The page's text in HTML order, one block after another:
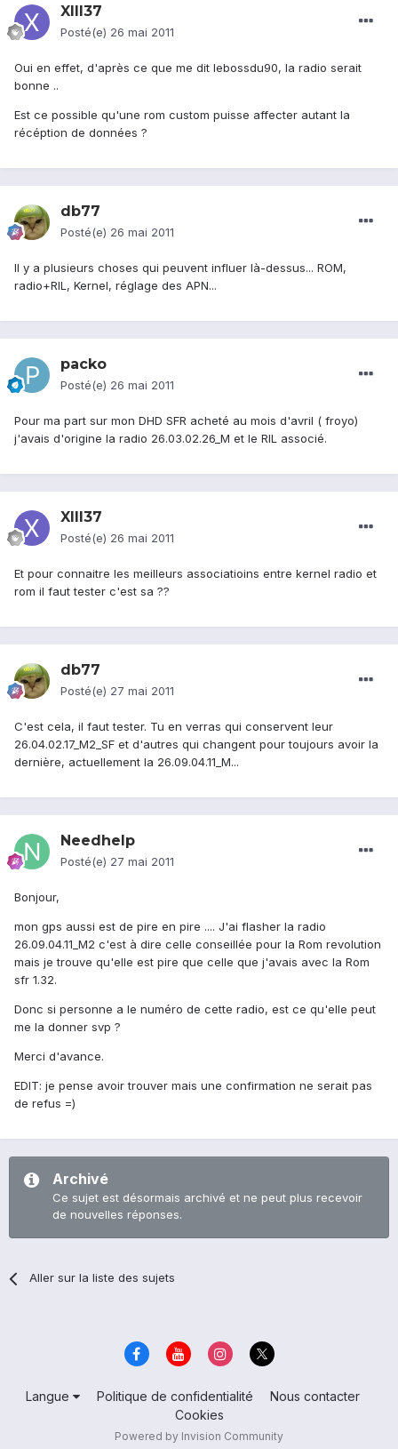
XIII37
Posté(e) 26 mai 2011
Oui en effet, d'après ce que me dit lebossdu90, la radio serait
bonne ..
Est ce possible qu'une rom custom puisse affecter autant la
récéption de données ?
db77
Posté(e) 26 mai 2011
Il y a plusieurs choses qui peuvent influer là-dessus... ROM,
radio+RIL, Kernel, réglage des APN...
packo
Posté(e) 26 mai 2011
Pour ma part sur mon DHD SFR acheté au mois d'avril ( froyo)
j'avais d'origine la radio 26.03.02.26_M et le RIL associé.
XIII37
Posté(e) 26 mai 2011
Et pour connaitre les meilleurs associatioins entre kernel radio et
rom il faut tester c'est sa ??
db77
Posté(e) 27 mai 2011
C'est cela, il faut tester. Tu en verras qui conservent leur
26.04.02.17_M2_SF et d'autres qui changent pour toujours avoir la
dernière, actuellement la 26.09.04.11_M...
Needhelp
Posté(e) 27 mai 2011
Bonjour,
mon gps aussi est de pire en pire .... J'ai flasher la radio
26.09.04.11_M2 c'est à dire celle conseillée pour la Rom revolution
mais je trouve qu'elle est pire que celle que j'avais avec la Rom
sfr 1.32.
Donc si personne a le numéro de cette radio, est ce qu'elle peut
me la donner svp ?
Merci d'avance.
EDIT: je pense avoir trouver mais une confirmation ne serait pas
de refus =)
Archivé
Ce sujet est désormais archivé et ne peut plus recevoir
de nouvelles réponses.
Aller sur la liste des sujets
Langue Politique de confidentialité
Nous contacter
Cookies
Powered by Invision Community